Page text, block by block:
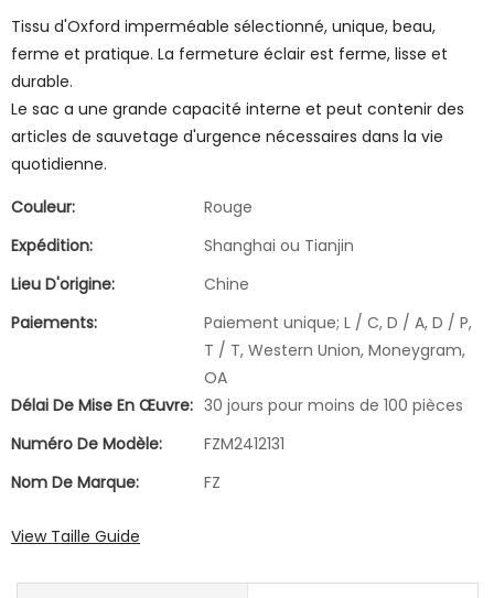
Tissu d'Oxford imperméable sélectionné, unique, beau,
ferme et pratique. La fermeture éclair est ferme, lisse et
durable.
Le sac a une grande capacité interne et peut contenir des
articles de sauvetage d'urgence nécessaires dans la vie
quotidienne.
Couleur:
Rouge
Expédition:
Shanghai ou Tianjin
Lieu D'origine:
Chine
Paiements:
Paiement unique; L / C, D / A, D / P,
T / T, Western Union, Moneygram,
OA
Délai De Mise En Œuvre: 30 jours pour moins de 100 pièces
Numéro De Modèle:
FZM2412131
Nom De Marque:
FZ
View Taille Guide